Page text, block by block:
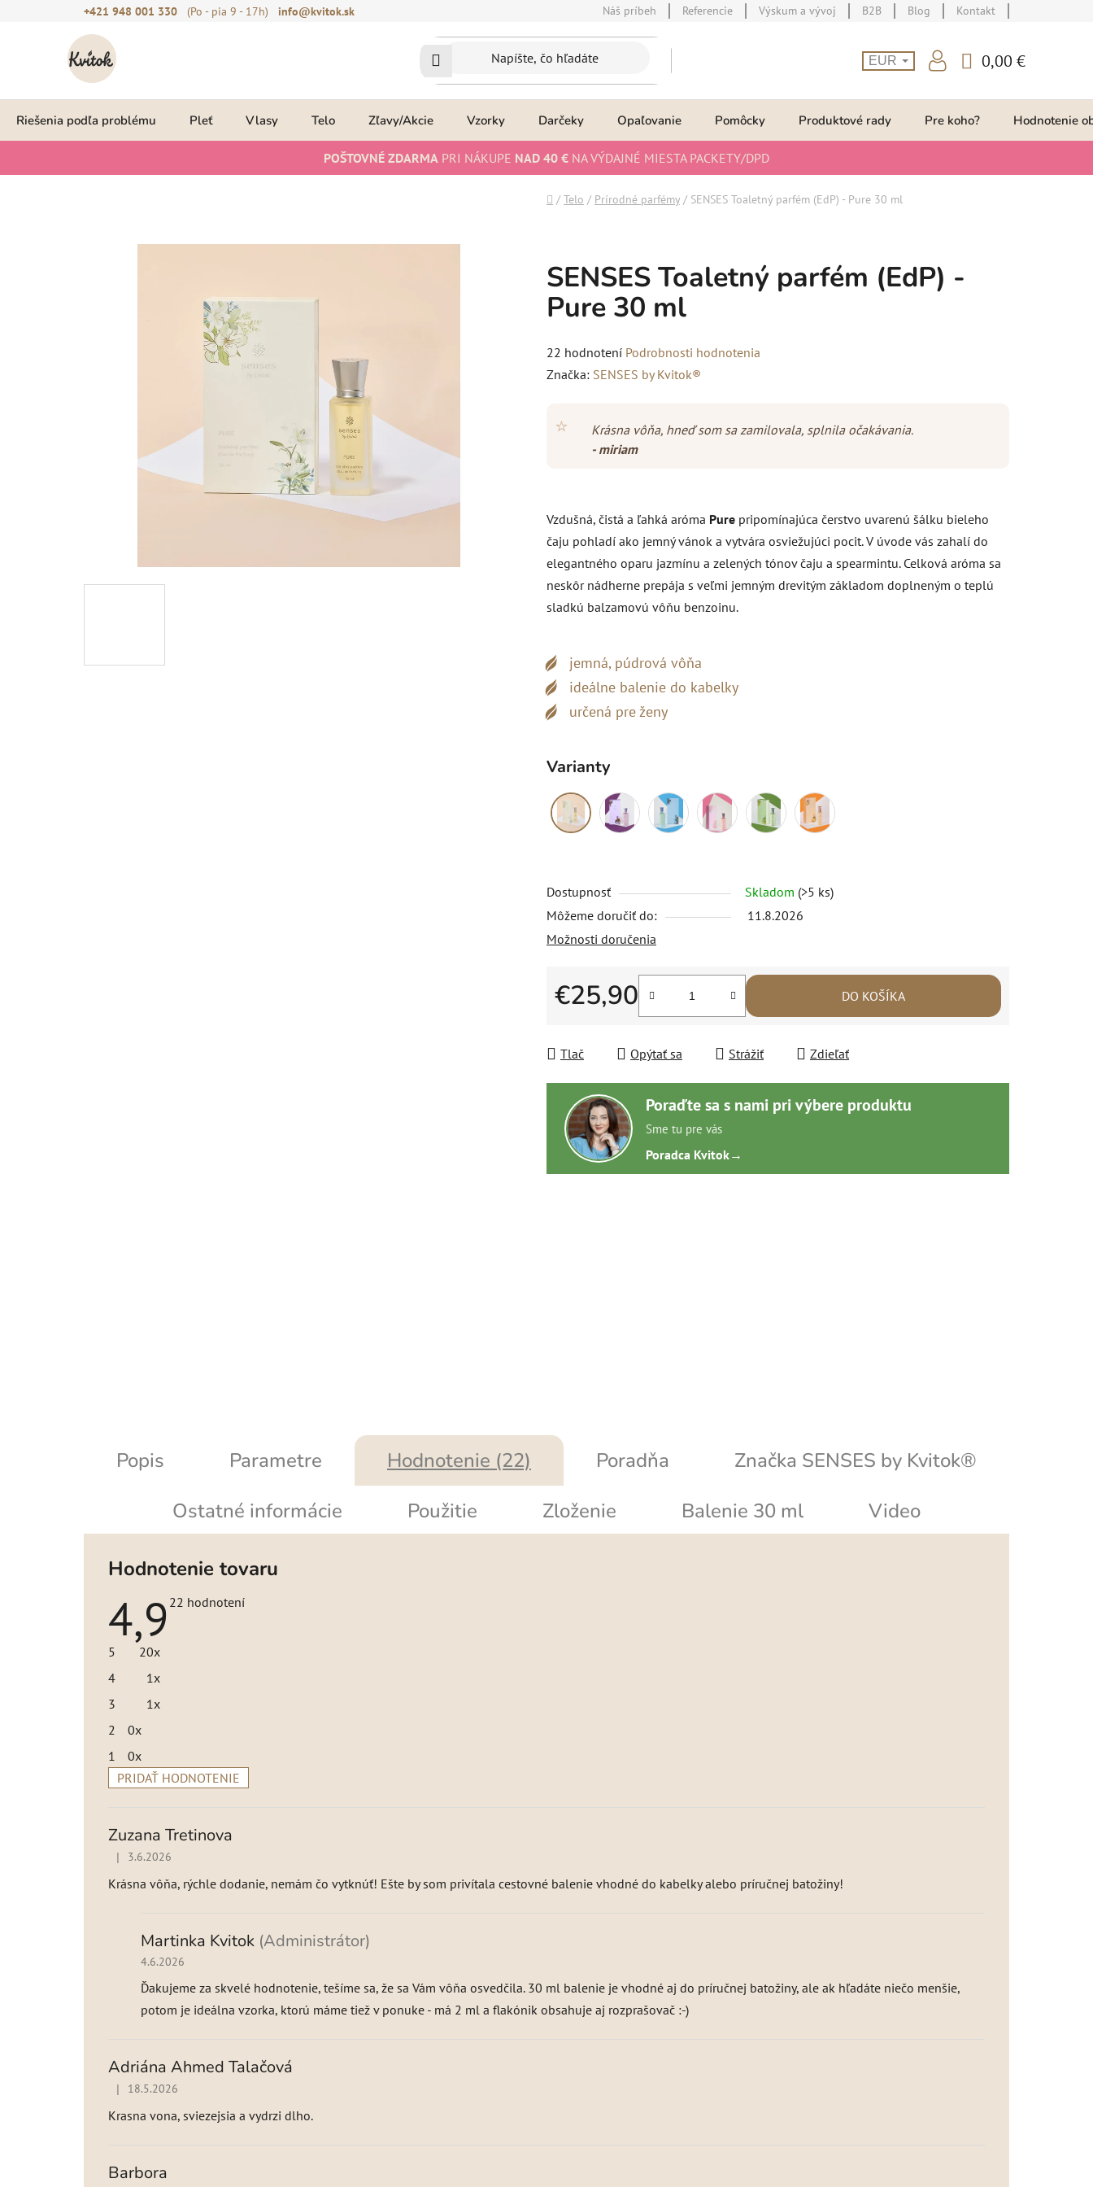
+421 948 001 330 (Po - pia 9 - 17h) info@kvitok.sk Náš príbeh Referencie Výskum a vývoj B2B Blog Kontakt
EUR
KOŠÍK
0,00 €
Riešenia podľa problému Pleť Vlasy Telo Zľavy/Akcie Vzorky Darčeky Opaľovanie Pomôcky Produktové rady Pre koho? Hodnotenie
POŠTOVNÉ ZDARMA PRI NÁKUPE NAD 40 € NA VÝDAJNÉ MIESTA PACKETY/DPD
Domov
/ Telo / Prírodné parfémy / SENSES Toaletný parfém (EdP) - Pure 30 ml
SENSES Toaletný parfém (EdP) -
Pure 30 ml
Priemerné
hodnotenie
22 hodnotení Podrobnosti hodnotenia
Značka: SENSES by Kvitok®
⭐
Krásna vôňa, hneď som sa zamilovala, splnila očakávania.
- miriam
Vzdušná, čistá a ľahká aróma Pure pripomínajúca čerstvo uvarenú šálku bieleho
čaju pohladí ako jemný vánok a vytvára osviežujúci pocit. V úvode vás zahalí do
elegantného oparu jazmínu a zelených tónov čaju a spearmintu. Celková aróma sa
neskôr nádherne prepája s veľmi jemným drevitým základom doplneným o teplú
sladkú balzamovú vôňu benzoinu.
jemná, púdrová vôňa
ideálne balenie do kabelky
určená pre ženy
Varianty
Dostupnosť Skladom (>5 ks)
Môžeme doručiť do:
11.8.2026
Možnosti doručenia
€25,90
Jednotková cena:
DO KOŠÍKA
Tlač Opýtať sa Strážiť Zdieľať
Poraďte sa s nami pri výbere produktu
Sme tu pre vás
Poradca Kvitok→
Popis Parametre Hodnotenie (22) Poradňa Značka SENSES by Kvitok®
Ostatné informácie
Použitie Zloženie Balenie 30 ml Video
Hodnotenie tovaru
4,9 Priemerné
22 hodnotení
5
20x
4
1x
3
1x
2
0x
1
0x
PRIDAŤ HODNOTENIE
p
h
Zuzana Tretinova
Hodnotenie produktu je 5 z 5 hviezdičiek.
| 3.6.2026
Krásna vôňa, rýchle dodanie, nemám čo vytknúť! Ešte by som privítala cestovné balenie vhodné do kabelky alebo príručnej batožiny!
Martinka Kvitok (Administrátor)
4.6.2026
Ďakujeme za skvelé hodnotenie, tešíme sa, že sa Vám vôňa osvedčila. 30 ml balenie je vhodné aj do príručnej batožiny, ale ak hľadáte niečo menšie,
potom je ideálna vzorka, ktorú máme tiež v ponuke - má 2 ml a flakónik obsahuje aj rozprašovač :-)
Adriána Ahmed Talačová
Hodnotenie produktu je 5 z 5 hviezdičiek.
| 18.5.2026
Krasna vona, sviezejsia a vydrzi dlho.
Barbora